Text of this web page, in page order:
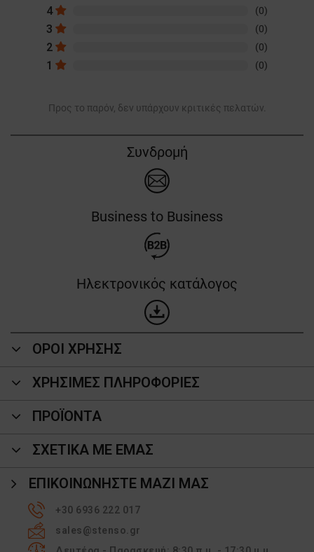
4 (0)
3 (0)
2 (0)
1 (0)
Προς το παρόν, δεν υπάρχουν κριτικές πελατών.
Συνδρομή
Business to Business
Ηλεκτρονικός κατάλογος
ΟΡΟΙ ΧΡΗΣΗΣ
ΧΡΗΣΙΜΕΣ ΠΛΗΡΟΦΟΡΙΕΣ
ΠΡΟΪΌΝΤΑ
ΣΧΕΤΙΚΑ ΜΕ ΕΜΑΣ
ΕΠΙΚΟΙΝΩΝΉΣΤΕ ΜΑΖΊ ΜΑΣ
+30 6936 222 017
sales@stenso.gr